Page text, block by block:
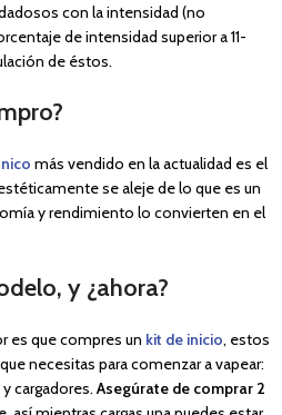
con la intensidad (no
de intensidad superior a 11-
de éstos.
más vendido en la actualidad es el
se aleje de lo que es un
y rendimiento lo convierten en el
y ¿ahora?
es que compres un kit de inicio, estos
necesitas para comenzar a vapear:
cargadores. Asegúrate de comprar 2